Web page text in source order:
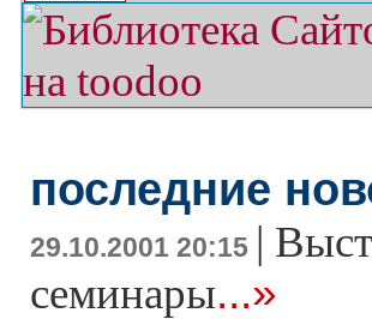
последние
29.10.2001 20:15 |
семинары...»